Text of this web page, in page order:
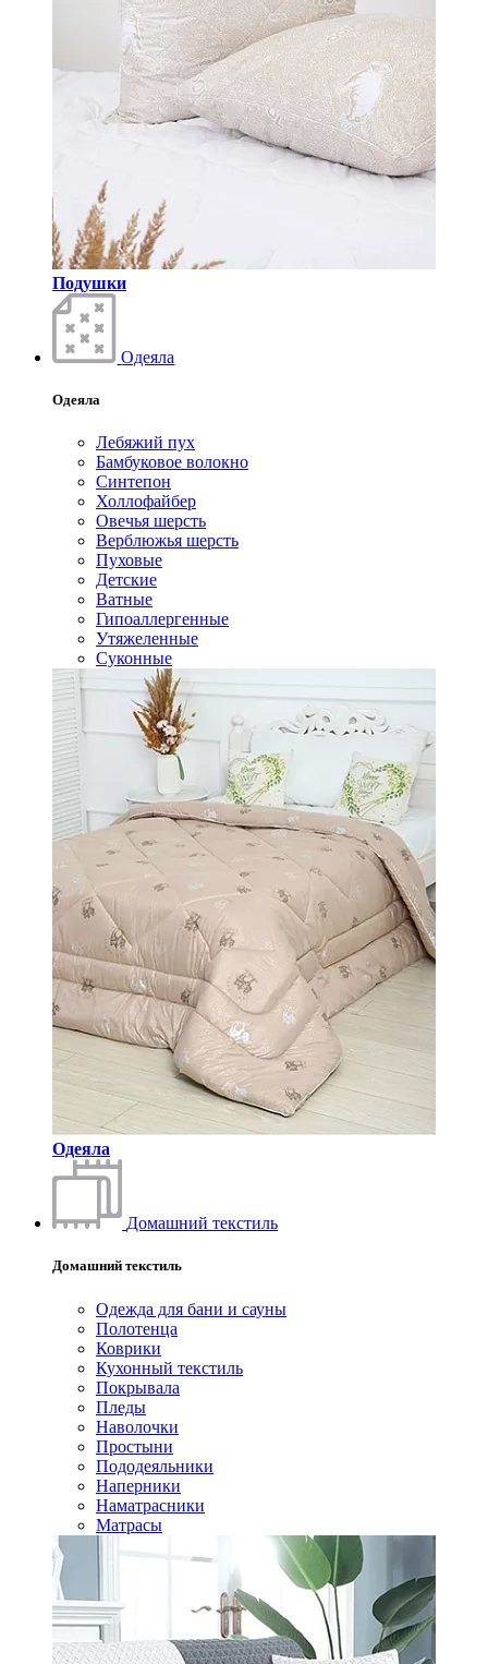
Подушки
Одеяла
Одеяла
Лебяжий пух
Бамбуковое волокно
Синтепон
Холлофайбер
Овечья шерсть
Верблюжья шерсть
Пуховые
Детские
Ватные
Гипоаллергенные
Утяжеленные
Суконные
Одеяла
Домашний текстиль
Домашний текстиль
Одежда для бани и сауны
Полотенца
Коврики
Кухонный текстиль
Покрывала
Пледы
Наволочки
Простыни
Пододеяльники
Наперники
Наматрасники
Матрасы